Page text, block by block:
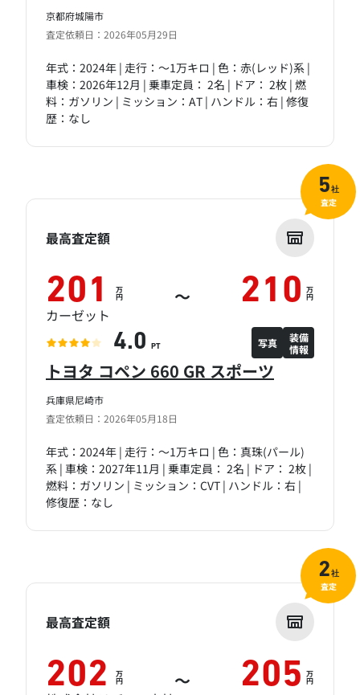
京都府城陽市
査定依頼日：2026年05月29日
年式：2024年 | 走行：～1万キロ | 色：赤(レッド)系 |
車検：2026年12月 | 乗車定員： 2名 | ドア： 2枚 | 燃
料：ガソリン | ミッション：AT | ハンドル：右 | 修復
歴：なし
兵庫県尼崎市
査定依頼日：2026年05月18日
トヨタ コペン 660 GR スポーツ
年式：2024年 | 走行：～1万キロ | 色：真珠(パール)
系 | 車検：2027年11月 | 乗車定員： 2名 | ドア： 2枚 |
燃料：ガソリン | ミッション：CVT | ハンドル：右 |
修復歴：なし
最高査定額
201 万
円 ～ 210 万
円
カーゼット
4.0 PT 写真
装備
情報
5社
査定
最高査定額
202 万
円 ～ 205 万
円
2社
査定